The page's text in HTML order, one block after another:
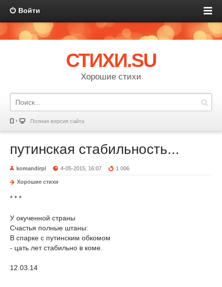
Войти
СТИХИ.SU
Хорошие стихи
Полная версия сайта
путинская стабильность...
komandirpl 4-05-2015, 16:07 1 006
Хорошие стихи
* * *
У окученной страны
Счастья полные штаны:
В спарке с путинским обкомом
- цать лет стабильно в коме.
12.03.14